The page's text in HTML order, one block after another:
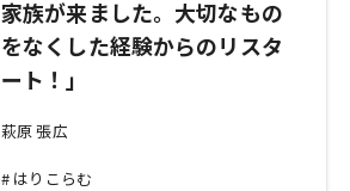
家族が来ました。大切なもの
をなくした経験からのリスタ
ート！」
萩原 張広
はりこらむ